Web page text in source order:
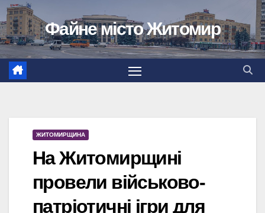
Перейти
до
вмісту
Файне місто Житомир
ЖИТОМИРЩИНА
На Житомирщині
провели військово-
патріотичні ігри для